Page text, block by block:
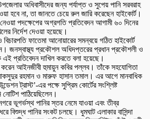
অধিবাসীদের জন্য পর্যাপ্ত ও সুপেয় পানি সরবরাহ
হবে না, তা জানতে চেয়ে রুল জারি করেছেন হাইকোর্ট।
নেওয়া পদক্ষেপের অগ্রগতি প্রতিবেদন আগামী ৬০ দিনের
নির্দেশ দেওয়া হয়েছে।
ফাতেমা আনোয়ারের সমন্বয়ে গঠিত হাইকোর্ট
জনস্বাস্থ্য প্রকৌশল অধিদপ্তরের প্রধান প্রকৌশলী ও
এই প্রতিবেদন দাখিল করতে বলা হয়েছে।
করেন আইনজীবী হুমায়ুন কবির পল্লব। তাঁকে সহযোগিতা
রহমান ও মারুফ হাসান তমাল। এর আগে মানবাধিক
ট্রাস্ট’-এর পক্ষে সুপ্রিম কোর্টের সংশ্লিষ্ট
পাঠিয়েছিলেন।
ভূগর্ভস্থ পানির স্তর নেমে যাওয়া এবং তীব্র
বিশুদ্ধ পানির সংকট চলছে। ধুমঘাট এলাকার বাসিন্দা